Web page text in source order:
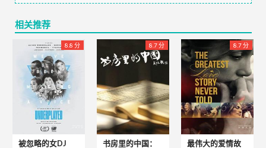
相关推荐
8.8 分
被忽略的女DJ
8.7 分
书房里的中国：
8.7 分
最伟大的爱情故